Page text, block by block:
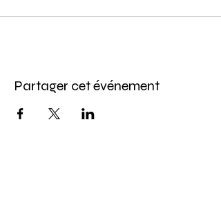
Partager cet événement